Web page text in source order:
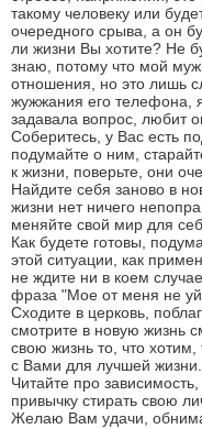
такому человеку или
очередного срыва, а он
ли жизни Вы хотите? Не
знаю, потому что мой муж
отношения, но это лишь
жужжания его телефона,
задавала вопрос, любит
Соберитесь, у Вас есть
подумайте о ним,
к жизни, поверьте, они
Найдите себя заново в
жизни нет ничего
меняйте свой мир для
Как будете готовы,
этой ситуации, как
не ждите ни в коем
фраза "Мое от меня не
Сходите в церковь,
смотрите в новую жизнь
свою жизнь то, что
с Вами для лучшей жизни.
Читайте про
привычку стирать свою
Желаю Вам удачи,